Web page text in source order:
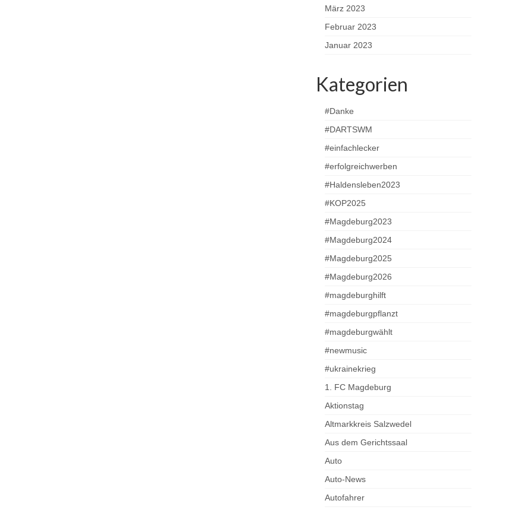
März 2023
Februar 2023
Januar 2023
Kategorien
#Danke
#DARTSWM
#einfachlecker
#erfolgreichwerben
#Haldensleben2023
#KOP2025
#Magdeburg2023
#Magdeburg2024
#Magdeburg2025
#Magdeburg2026
#magdeburghilft
#magdeburgpflanzt
#magdeburgwählt
#newmusic
#ukrainekrieg
1. FC Magdeburg
Aktionstag
Altmarkkreis Salzwedel
Aus dem Gerichtssaal
Auto
Auto-News
Autofahrer